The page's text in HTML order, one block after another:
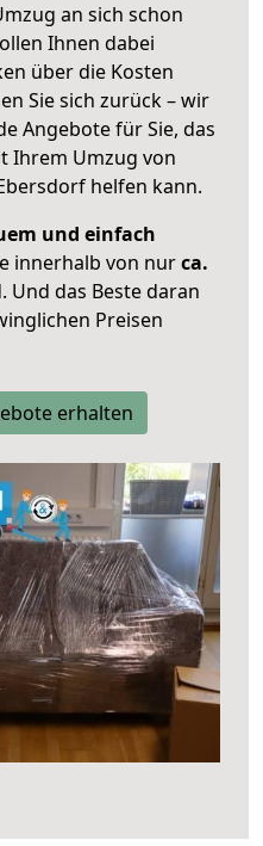
an sich schon
Ihnen dabei
über die Kosten
Sie sich zurück – wir
Angebote für Sie, das
Ihrem Umzug von
helfen kann.
und einfach
innerhalb von nurca.
Und das Beste daran
Preisen
erhalten